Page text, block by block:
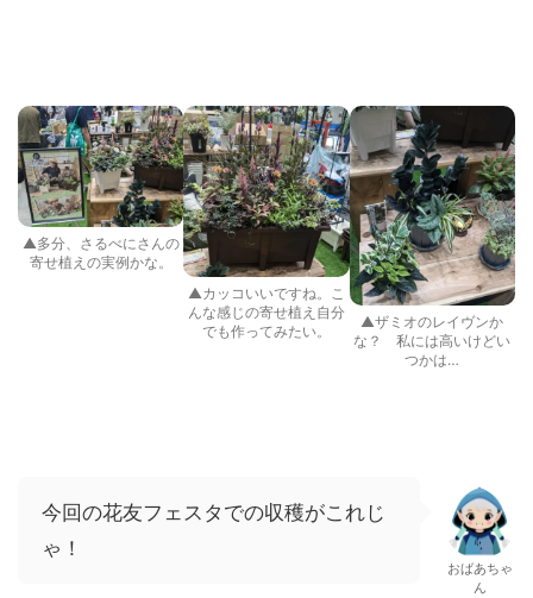
▲多分、さるべにさんの
寄せ植えの実例かな。
▲カッコいいですね。こ
んな感じの寄せ植え自分
でも作ってみたい。
▲ザミオのレイヴンか
な？ 私には高いけどい
つかは…
今回の花友フェスタでの収穫がこれじ
ゃ！
おばあちゃ
ん